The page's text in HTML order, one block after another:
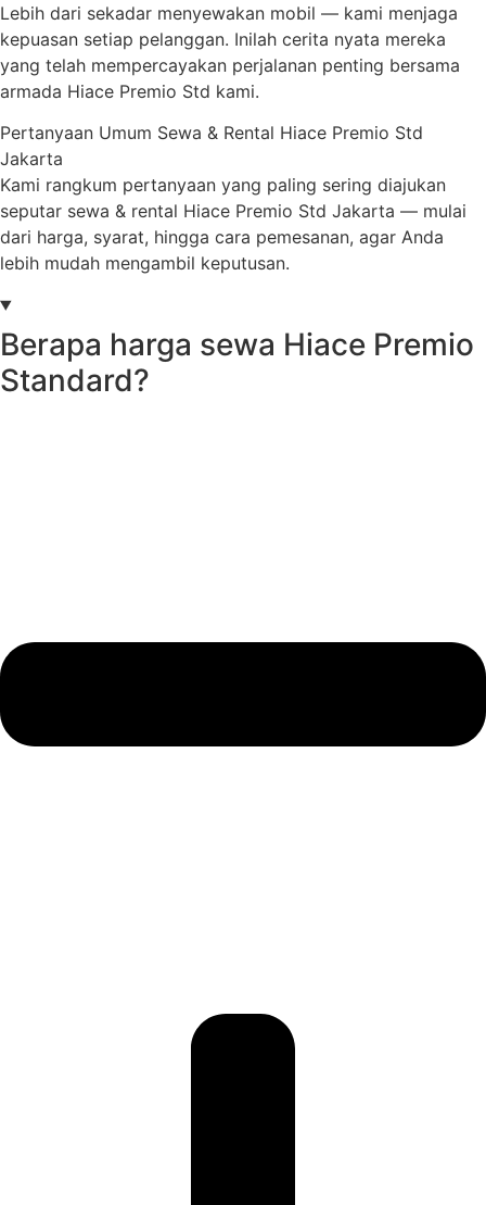
Lebih dari sekadar menyewakan mobil — kami menjaga
kepuasan setiap pelanggan. Inilah cerita nyata mereka
yang telah mempercayakan perjalanan penting bersama
armada Hiace Premio Std kami.
Pertanyaan Umum Sewa & Rental Hiace Premio Std
Jakarta
Kami rangkum pertanyaan yang paling sering diajukan
seputar sewa & rental Hiace Premio Std Jakarta — mulai
dari harga, syarat, hingga cara pemesanan, agar Anda
lebih mudah mengambil keputusan.
Berapa harga sewa Hiace Premio
Standard?